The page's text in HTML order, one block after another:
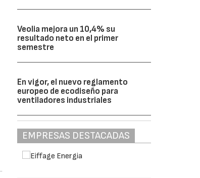
Veolia mejora un 10,4% su
resultado neto en el primer
semestre
En vigor, el nuevo reglamento
europeo de ecodiseño para
ventiladores industriales
EMPRESAS DESTACADAS